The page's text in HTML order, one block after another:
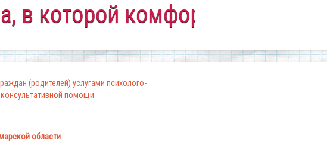
комфортно всем!"
(родителей) услугами психолого-
помощи
области